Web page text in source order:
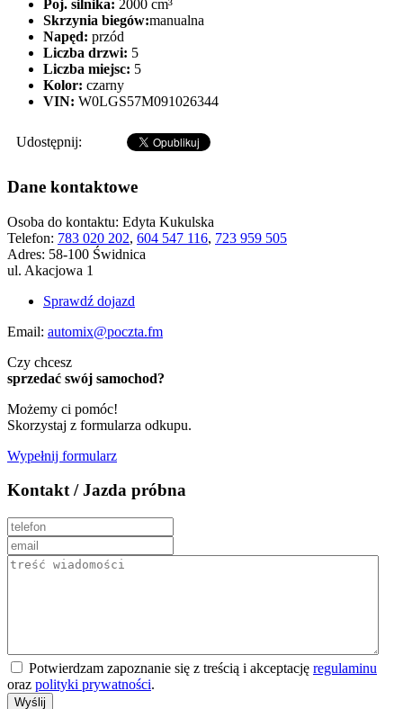
Poj. silnika: 2000 cm³
Skrzynia biegów:manualna
Napęd: przód
Liczba drzwi: 5
Liczba miejsc: 5
Kolor: czarny
VIN: W0LGS57M091026344
Udostępnij:
Dane kontaktowe
Osoba do kontaktu: Edyta Kukulska
Telefon: 783 020 202, 604 547 116, 723 959 505
Adres: 58-100 Świdnica
ul. Akacjowa 1
Sprawdź dojazd
Email: automix@poczta.fm
Czy chcesz
sprzedać swój samochod?
Możemy ci pomóc!
Skorzystaj z formularza odkupu.
Wypełnij formularz
Kontakt / Jazda próbna
Potwierdzam zapoznanie się z treścią i akceptację regulaminu
oraz polityki prywatności.
Wyślij